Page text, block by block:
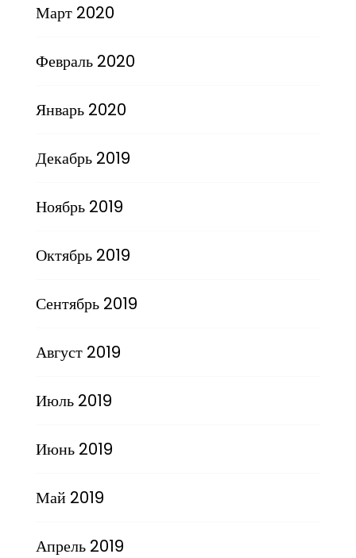
Март 2020
Февраль 2020
Январь 2020
Декабрь 2019
Ноябрь 2019
Октябрь 2019
Сентябрь 2019
Август 2019
Июль 2019
Июнь 2019
Май 2019
Апрель 2019